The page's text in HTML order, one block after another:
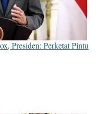
Presiden: Perketat Pintu